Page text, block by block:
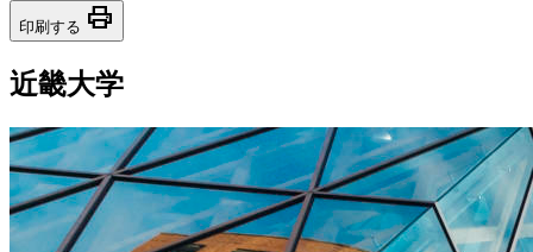
印刷する print
近畿大学